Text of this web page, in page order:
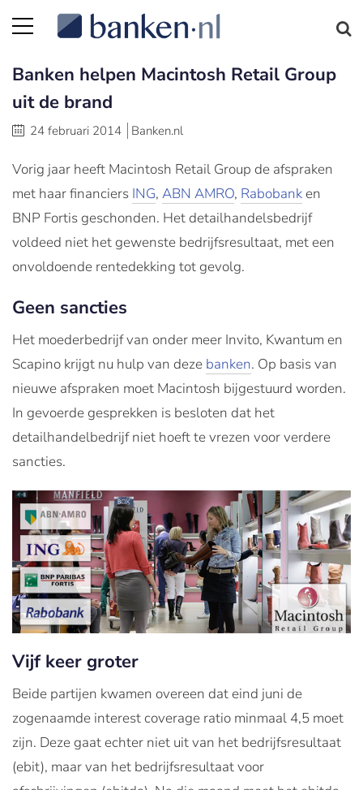
Banken helpen Macintosh Retail Group
uit de brand
24 februari 2014 Banken.nl
Vorig jaar heeft Macintosh Retail Group de afspraken
met haar financiers ING, ABN AMRO, Rabobank en
BNP Fortis geschonden. Het detailhandelsbedrijf
voldeed niet het gewenste bedrijfsresultaat, met een
onvoldoende rentedekking tot gevolg.
Geen sancties
Het moederbedrijf van onder meer Invito, Kwantum en
Scapino krijgt nu hulp van deze banken. Op basis van
nieuwe afspraken moet Macintosh bijgestuurd worden.
In gevoerde gesprekken is besloten dat het
detailhandelbedrijf niet hoeft te vrezen voor verdere
sancties.
Vijf keer groter
Beide partijen kwamen overeen dat eind juni de
zogenaamde interest coverage ratio minmaal 4,5 moet
zijn. Deze gaat echter niet uit van het bedrijfsresultaat
(ebit), maar van het bedrijfsresultaat voor